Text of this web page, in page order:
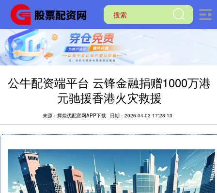
公牛配资端平台 云锋金融捐赠1000万港
元驰援香港火灾救援
来源：辉煌优配官网APP下载 日期：2026-04-03 17:28:13